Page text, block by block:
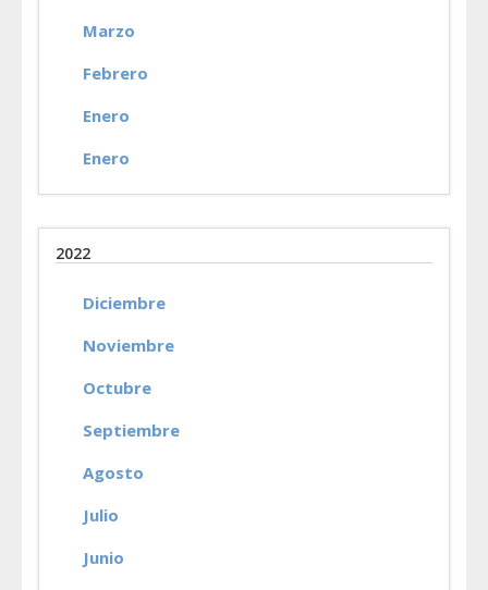
Marzo
Febrero
Enero
Enero
2022
Diciembre
Noviembre
Octubre
Septiembre
Agosto
Julio
Junio